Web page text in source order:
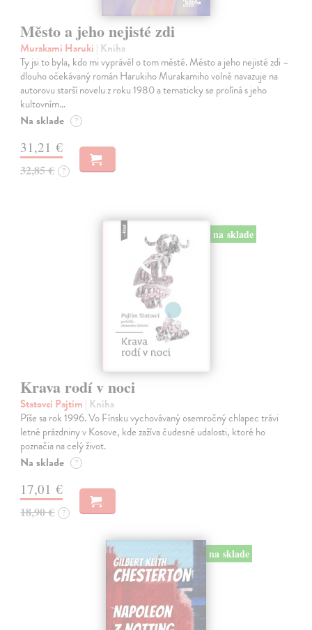
Město a jeho nejisté zdi
Murakami Haruki | Kniha
Ty jsi to byla, kdo mi vyprávěl o tom městě. Město a jeho nejisté zdi –
dlouho očekávaný román Harukiho Murakamiho volně navazuje na
autorovu starší novelu z roku 1980 a tematicky se prolíná s jeho
kultovním…
Na sklade ?
31,21 €
32,85 € ?
na sklade
Krava rodí v noci
Statovci Pajtim | Kniha
Píše sa rok 1996. Vo Fínsku vychovávaný osemročný chlapec trávi
letné prázdniny v Kosove, kde zažíva čudesné udalosti, ktoré ho
poznačia na celý život.
Na sklade ?
17,01 €
18,90 € ?
na sklade